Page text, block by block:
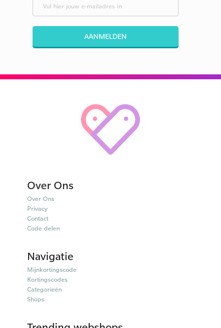
AANMELDEN
Over Ons
Over Ons
Privacy
Contact
Code delen
Navigatie
Mijnkortingscode
Kortingscodes
Categorieën
Shops